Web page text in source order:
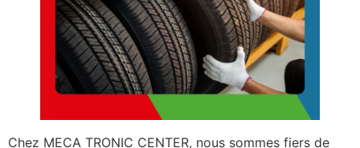
Chez MECA TRONIC CENTER, nous sommes fiers de